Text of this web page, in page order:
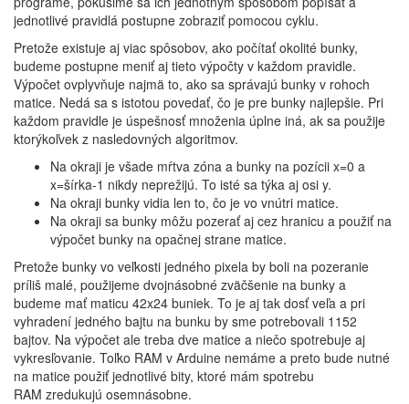
jednotlivé pravidlá postupne zobraziť pomocou cyklu.
Pretože existuje aj viac spôsobov, ako počítať okolité bunky,
budeme postupne meniť aj tieto výpočty v každom pravidle.
Výpočet ovplyvňuje najmä to, ako sa správajú bunky v rohoch
matice. Nedá sa s istotou povedať, čo je pre bunky najlepšie. Pri
každom pravidle je úspešnosť množenia úplne iná, ak sa použije
ktorýkoľvek z nasledovných algoritmov.
Na okraji je všade mŕtva zóna a bunky na pozícii x=0 a
x=šírka-1 nikdy neprežijú. To isté sa týka aj osi y.
Na okraji bunky vidia len to, čo je vo vnútri matice.
Na okraji sa bunky môžu pozerať aj cez hranicu a použiť na
výpočet bunky na opačnej strane matice.
Pretože bunky vo veľkosti jedného pixela by boli na pozeranie
príliš malé, použijeme dvojnásobné zväčšenie na bunky a
budeme mať maticu 42x24 buniek. To je aj tak dosť veľa a pri
vyhradení jedného bajtu na bunku by sme potrebovali 1152
bajtov. Na výpočet ale treba dve matice a niečo spotrebuje aj
vykresľovanie. Toľko RAM v Arduine nemáme a preto bude nutné
na matice použiť jednotlivé bity, ktoré mám spotrebu
RAM zredukujú osemnásobne.